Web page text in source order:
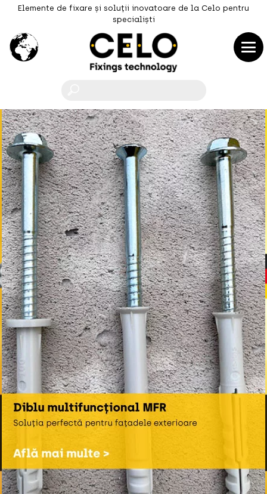
Elemente de fixare și soluții inovatoare de la Celo pentru
specialiști